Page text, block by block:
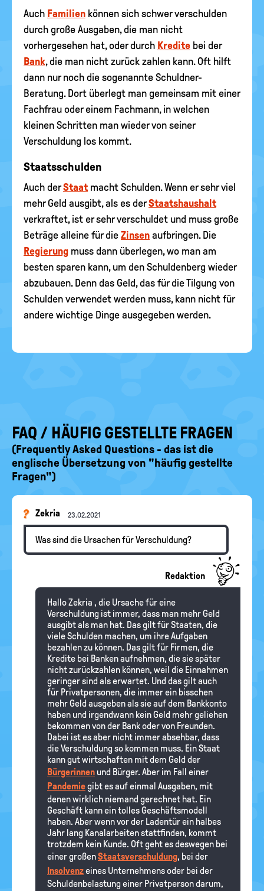
Auch Familien können sich schwer verschulden
durch große Ausgaben, die man nicht
vorhergesehen hat, oder durch Kredite bei der
Bank, die man nicht zurück zahlen kann. Oft hilft
dann nur noch die sogenannte Schuldner-
Beratung. Dort überlegt man gemeinsam mit einer
Fachfrau oder einem Fachmann, in welchen
kleinen Schritten man wieder von seiner
Verschuldung los kommt.
Staatsschulden
Auch derStaatmacht Schulden. Wenn er sehr viel
mehr Geld ausgibt, als es derStaatshaushalt
verkraftet, ist er sehr verschuldet und muss große
Beträge alleine für die Zinsen aufbringen. Die
Regierung muss dann überlegen, wo man am
besten sparen kann, um den Schuldenberg wieder
abzubauen. Denn das Geld, das für die Tilgung von
Schulden verwendet werden muss, kann nicht für
andere wichtige Dinge ausgegeben werden.
FAQ / HÄUFIG GESTELLTE FRAGEN
(Frequently Asked Questions - das ist die
englische Übersetzung von "häufig gestellte
Fragen")
Zekria 23.02.2021
Was sind die Ursachen für Verschuldung?
Redaktion
Hallo Zekria , die Ursache für eine
Verschuldung ist immer, dass man mehr Geld
ausgibt als man hat. Das gilt für Staaten, die
viele Schulden machen, um ihre Aufgaben
bezahlen zu können. Das gilt für Firmen, die
Kredite bei Banken aufnehmen, die sie später
nicht zurückzahlen können, weil die Einnahmen
geringer sind als erwartet. Und das gilt auch
für Privatpersonen, die immer ein bisschen
mehr Geld ausgeben als sie auf dem Bankkonto
haben und irgendwann kein Geld mehr geliehen
bekommen von der Bank oder von Freunden.
Dabei ist es aber nicht immer absehbar, dass
die Verschuldung so kommen muss. Ein Staat
kann gut wirtschaften mit dem Geld der
Bürgerinnen und Bürger. Aber im Fall einer
Pandemiegibt es auf einmal Ausgaben, mit
denen wirklich niemand gerechnet hat. Ein
Geschäft kann ein tolles Geschäftsmodell
haben. Aber wenn vor der Ladentür ein halbes
Jahr lang Kanalarbeiten stattfinden, kommt
trotzdem kein Kunde. Oft geht es deswegen bei
einer großenStaatsverschuldung, bei der
Insolvenzeines Unternehmens oder bei der
Schuldenbelastung einer Privatperson darum,